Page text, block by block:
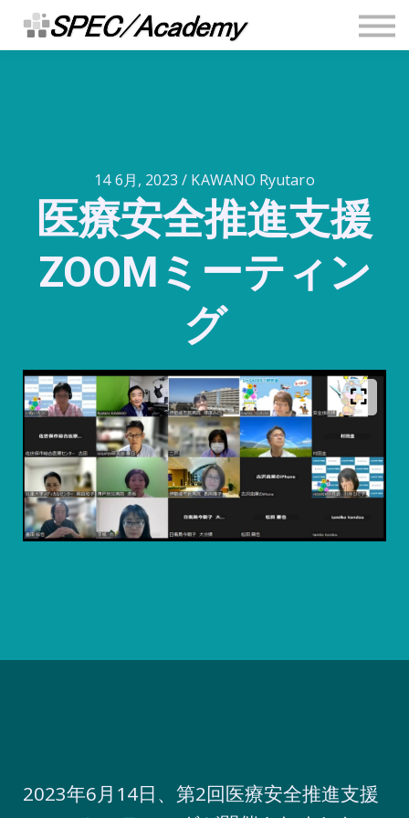
安全推進ブログ
14 6月, 2023 / KAWANO Ryutaro
医療安全推進支援
ZOOMミーティン
グ
2023年6月14日、第2回医療安全推進支援